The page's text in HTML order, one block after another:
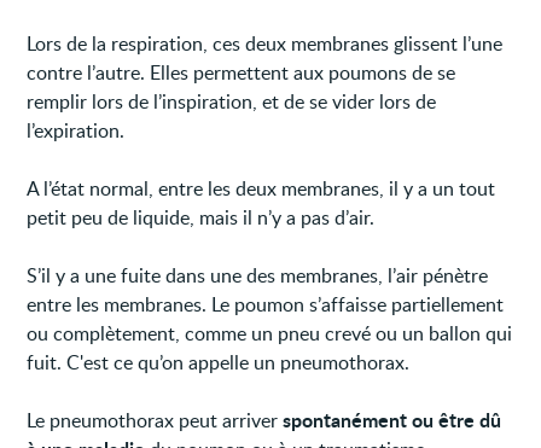
Lors de la respiration, ces deux membranes glissent l’une
contre l’autre. Elles permettent aux poumons de se
remplir lors de l’inspiration, et de se vider lors de
l’expiration.
A l’état normal, entre les deux membranes, il y a un tout
petit peu de liquide, mais il n’y a pas d’air.
S’il y a une fuite dans une des membranes, l’air pénètre
entre les membranes. Le poumon s’affaisse partiellement
ou complètement, comme un pneu crevé ou un ballon qui
fuit. C'est ce qu’on appelle un pneumothorax.
Le pneumothorax peut arriverspontanément ou être dû